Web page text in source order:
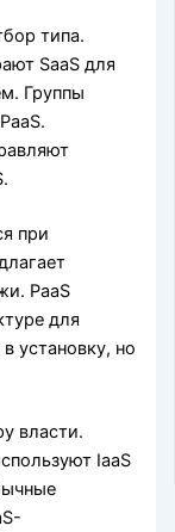
типа.
SaaS для
Группы
при
PaaS
для
установку, но
власти.
IaaS